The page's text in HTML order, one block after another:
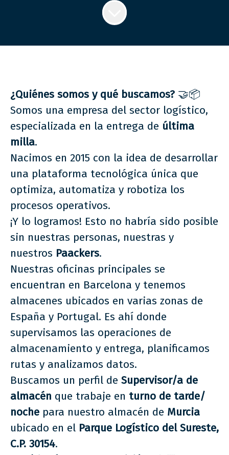
¿Quiénes somos y qué buscamos? 🤝📦
Somos una empresa del sector logístico,
especializada en la entrega de última
milla.
Nacimos en 2015 con la idea de desarrollar
una plataforma tecnológica única que
optimiza, automatiza y robotiza los
procesos operativos.
¡Y lo logramos! Esto no habría sido posible
sin nuestras personas, nuestras y
nuestros Paackers.
Nuestras oficinas principales se
encuentran en Barcelona y tenemos
almacenes ubicados en varias zonas de
España y Portugal. Es ahí donde
supervisamos las operaciones de
almacenamiento y entrega, planificamos
rutas y analizamos datos.
Buscamos un perfil de Supervisor/a de
almacén que trabaje en turno de tarde/
noche para nuestro almacén de Murcia
ubicado en el Parque Logístico del Sureste,
C.P. 30154.